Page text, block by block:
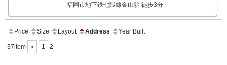
福岡市地下鉄七隈線金山駅 徒歩3分
Price Size Layout Address Year Built
37item « 1 2